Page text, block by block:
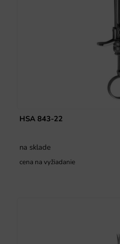
HSA 843-22
na sklade
cena na vyžiadanie